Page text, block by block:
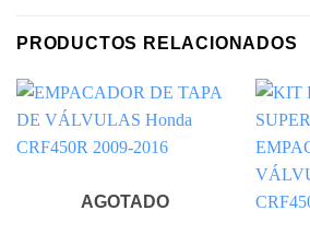
PRODUCTOS RELACIONADOS
AGOTADO